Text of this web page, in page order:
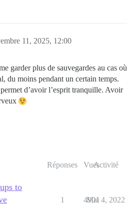
11, 2025, 12:00
garder plus de sauvegardes au cas où
du moins pendant un certain temps.
d’avoir l’esprit tranquille. Avoir
Réponses VuesActivité
to
1 4901
Mai 4, 2022